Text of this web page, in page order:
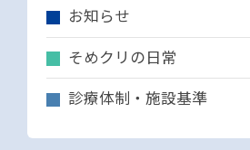
お知らせ
そめクリの日常
診療体制・施設基準